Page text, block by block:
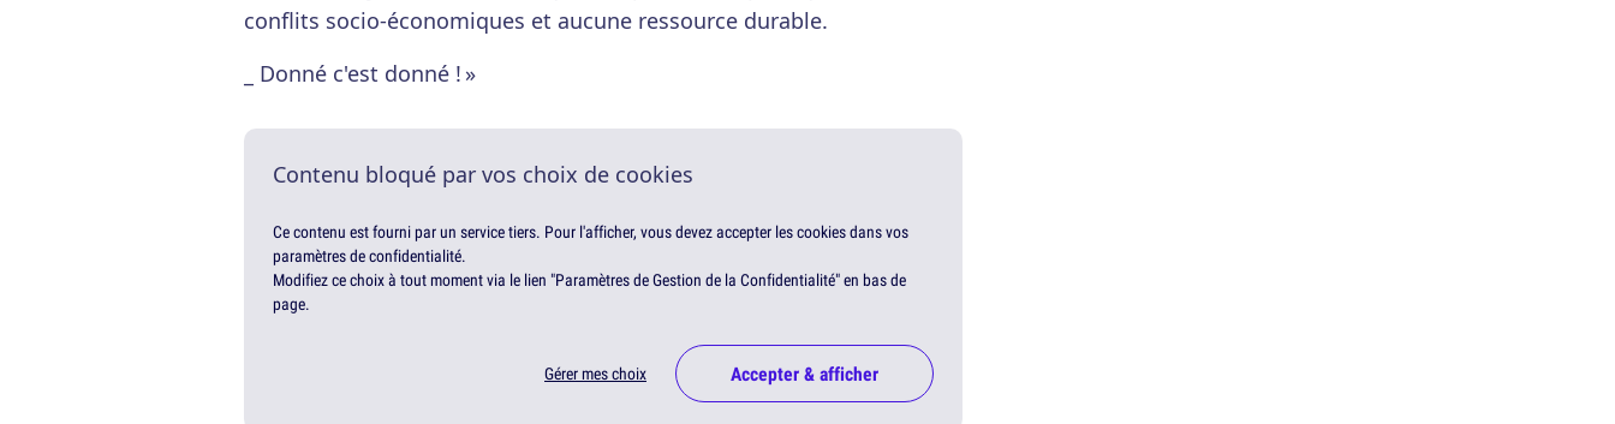
conflits socio-économiques et aucune ressource durable.
_ Donné c'est donné ! »
Contenu bloqué par vos choix de cookies
Ce contenu est fourni par un service tiers. Pour l'afficher, vous devez accepter les cookies dans vos
paramètres de confidentialité.
Modifiez ce choix à tout moment via le lien "Paramètres de Gestion de la Confidentialité" en bas de
page.
Gérer mes choix Accepter & afficher